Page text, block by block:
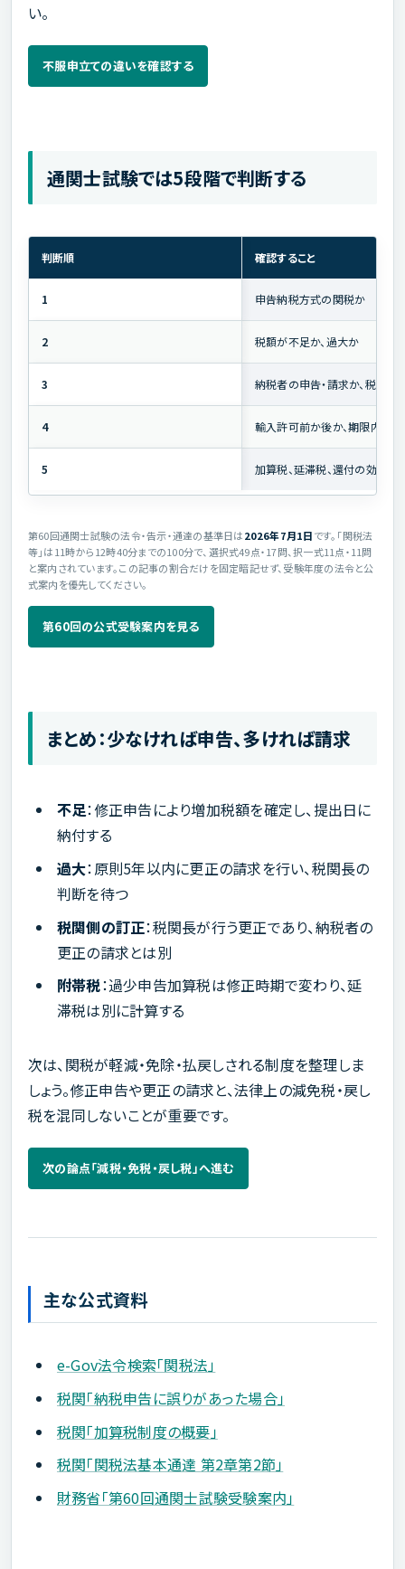
い。
不服申立ての違いを確認する
通関士試験では5段階で判断する
判断順 確認すること
1 申告納税方式の関税か
2 税額が不足か、過大か
3 納税者の申告・請求か、税関長
4 輸入許可前か後か、期限内か
5 加算税、延滞税、還付の効果は
第60回通関士試験の法令・告示・通達の基準日は2026年7月1日です。「関税法
等」は11時から12時40分までの100分で、選択式49点・17問、択一式11点・11問
と案内されています。この記事の割合だけを固定暗記せず、受験年度の法令と公
式案内を優先してください。
第60回の公式受験案内を見る
まとめ：少なければ申告、多ければ請求
不足：修正申告により増加税額を確定し、提出日に
納付する
過大：原則5年以内に更正の請求を行い、税関長の
判断を待つ
税関側の訂正：税関長が行う更正であり、納税者の
更正の請求とは別
附帯税：過少申告加算税は修正時期で変わり、延
滞税は別に計算する
次は、関税が軽減・免除・払戻しされる制度を整理しま
しょう。修正申告や更正の請求と、法律上の減免税・戻し
税を混同しないことが重要です。
次の論点「減税・免税・戻し税」へ進む
主な公式資料
e-Gov法令検索「関税法」
税関「納税申告に誤りがあった場合」
税関「加算税制度の概要」
税関「関税法基本通達 第2章第2節」
財務省「第60回通関士試験受験案内」